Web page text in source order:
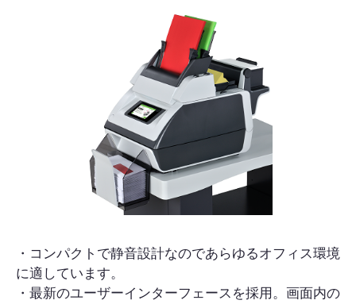
・コンパクトで静音設計なのであらゆるオフィス環境
に適しています。
・最新のユーザーインターフェースを採用。画面内の